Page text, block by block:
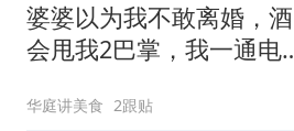
婆婆以为我不敢离婚，酒
会甩我2巴掌，我一通电
华庭讲美食 2跟贴